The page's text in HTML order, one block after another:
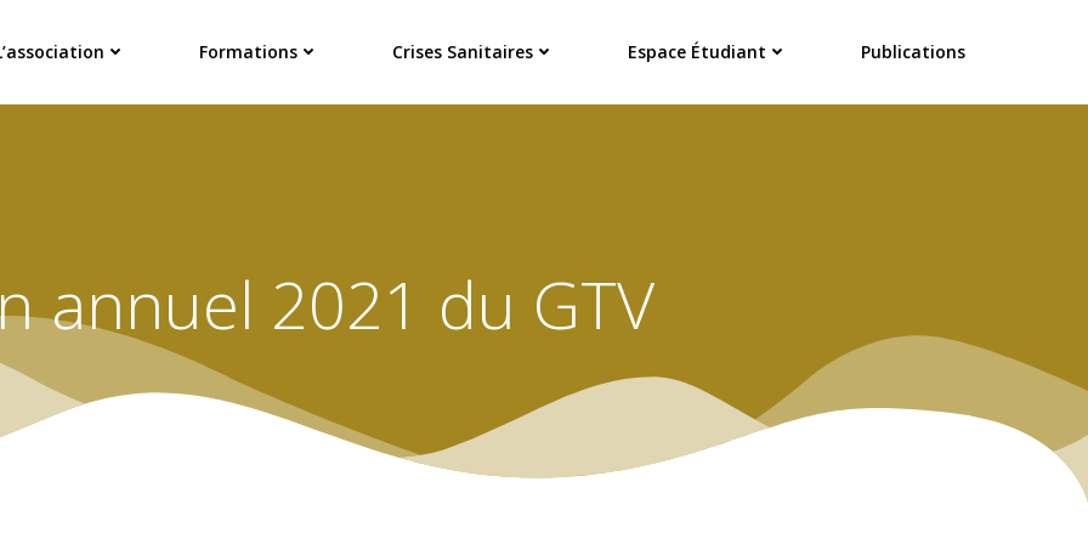
Formations Crises Sanitaires Espace Étudiant Publications
annuel 2021 du GTV